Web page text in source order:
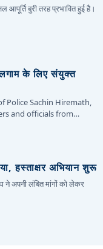
बुरी तरह प्रभावित हुई है।
के लिए संयुक्त
Police Sachin Hiremath,
and officials from…
हस्ताक्षर अभियान शुरू
ने अपनी लंबित मांगों को लेकर